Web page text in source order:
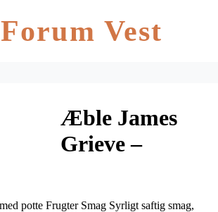
Vest
Æble James
Grieve –
Grieve
potte Frugter Smag Syrligt saftig smag,